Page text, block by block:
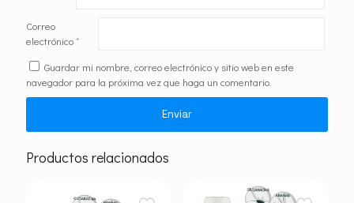
Correo
electrónico*
Guardar mi nombre, correo electrónico y sitio web en este
navegador para la próxima vez que haga un comentario.
Productos relacionados